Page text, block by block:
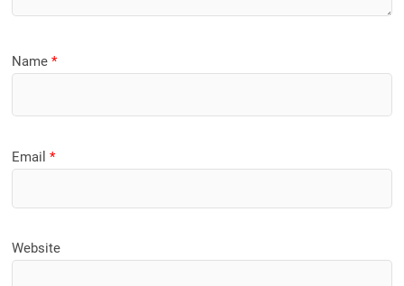
Name*
Email*
Website